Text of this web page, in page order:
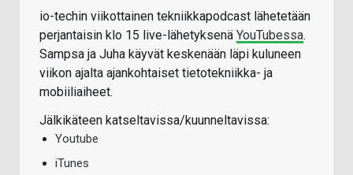
io-techin viikottainen tekniikkapodcast lähetetään
perjantaisin klo 15 live-lähetyksenä YouTubessa.
Sampsa ja Juha käyvät keskenään läpi kuluneen
viikon ajalta ajankohtaiset tietotekniikka- ja
mobiiliaiheet.
Jälkikäteen katseltavissa/kuunneltavissa:
Youtube
iTunes